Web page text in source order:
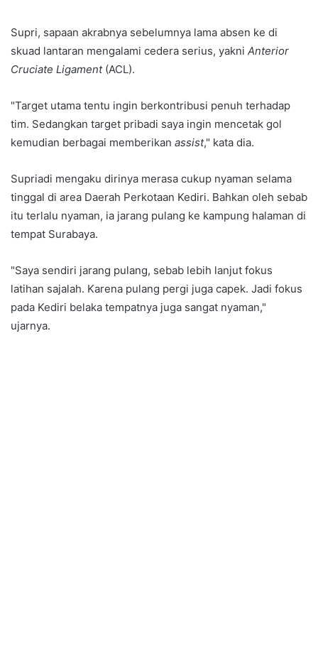
Supri, sapaan akrabnya sebelumnya lama absen ke di
skuad lantaran mengalami cedera serius, yakni Anterior
Cruciate Ligament(ACL).
"Target utama tentu ingin berkontribusi penuh terhadap
tim. Sedangkan target pribadi saya ingin mencetak gol
kemudian berbagai memberikan assist," kata dia.
Supriadi mengaku dirinya merasa cukup nyaman selama
tinggal di area Daerah Perkotaan Kediri. Bahkan oleh sebab
itu terlalu nyaman, ia jarang pulang ke kampung halaman di
tempat Surabaya.
"Saya sendiri jarang pulang, sebab lebih lanjut fokus
latihan sajalah. Karena pulang pergi juga capek. Jadi fokus
pada Kediri belaka tempatnya juga sangat nyaman,"
ujarnya.